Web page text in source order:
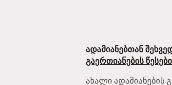
ადამიანებთან
გაერთიანების წესები
ახალი ადამიანების